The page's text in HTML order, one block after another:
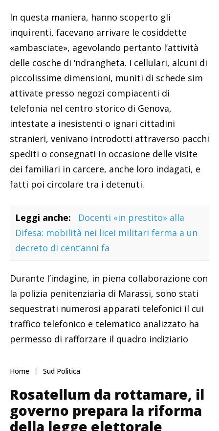
In questa maniera, hanno scoperto gli
inquirenti, facevano arrivare le cosiddette
«ambasciate», agevolando pertanto l’attività
delle cosche di ‘ndrangheta. I cellulari, alcuni di
piccolissime dimensioni, muniti di schede sim
attivate presso negozi compiacenti di
telefonia nel centro storico di Genova,
intestate a inesistenti o ignari cittadini
stranieri, venivano introdotti attraverso pacchi
spediti o consegnati in occasione delle visite
dei familiari in carcere, anche loro indagati, e
fatti poi circolare tra i detenuti.
Leggi anche:
Docenti «in prestito» alla
Difesa: mobilità nei licei militari ferma a un
decreto di cent’anni fa
Durante l’indagine, in piena collaborazione con
la polizia penitenziaria di Marassi, sono stati
sequestrati numerosi apparati telefonici il cui
traffico telefonico e telematico analizzato ha
permesso di rafforzare il quadro indiziario
Home Sud Politica
Rosatellum da rottamare, il
governo prepara la riforma
della legge elettorale